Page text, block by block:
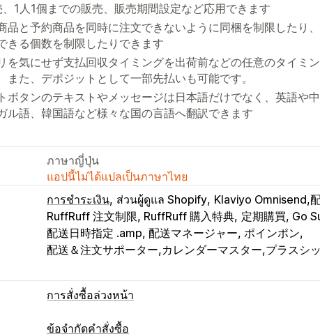
1人1個までの販売、販売期間設定など応用できます
品と予約商品を同時に注文できないように同梱を制限したり
きる個数を制限したりできます
を気にせず支払回収タイミングを出荷前などの任意のタイミ
また、デポジットとして一部先払いも可能です。
ボタンのテキストやメッセージは日本語だけでなく、英語や
ル語、韓国語など様々な国の言語へ翻訳できます
ภาษาญี่ปุ่น
แอปนี้ไม่ได้แปลเป็นภาษาไทย
การชำระเงิน ส่วนผู้ดูแล Shopify Klaviyo Omnisend,
RuffRuff 注文制限, RuffRuff 購入特典 定期購買, Go
配送日時指定 .amp, 配送マネージャー, ポインポン
配送＆注文サポーター,カレンダーマスター,プラスシ
การสั่งซื้อล่วงหน้า
ประเภทคำสั่งซื้อ
ข้อจำกัดคำสั่งซื้อ